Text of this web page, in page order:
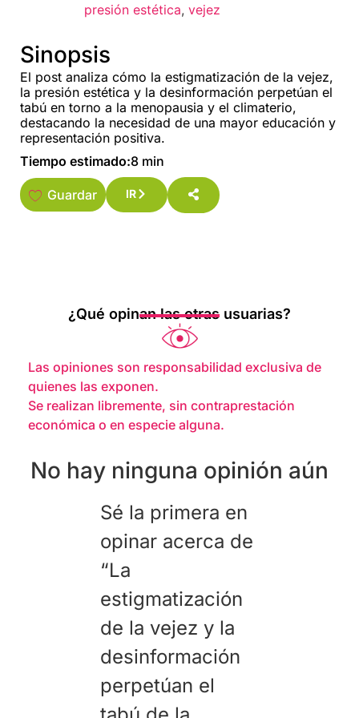
presión estética, vejez
Sinopsis
El post analiza cómo la estigmatización de la vejez,
la presión estética y la desinformación perpetúan el
tabú en torno a la menopausia y el climaterio,
destacando la necesidad de una mayor educación y
representación positiva.
Tiempo estimado:8 min
Guardar IR
¿Qué opinan las otras usuarias?
Las opiniones son responsabilidad exclusiva de
quienes las exponen.
Se realizan libremente, sin contraprestación
económica o en especie alguna.
No hay ninguna opinión aún
Sé la primera en
opinar acerca de
“La
estigmatización
de la vejez y la
desinformación
perpetúan el